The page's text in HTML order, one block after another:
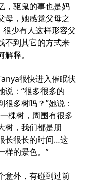
，驱鬼的事也是妈
母，她感觉父母之
很少有人这样形容父
不到其它的方式来
释。
很快进入催眠状
说：“很多很多的
很多树吗？”她说：
棵树，周围有很多
树，我们都是朋
长很长的时间…这
样的景色。”
外，有碰到过前